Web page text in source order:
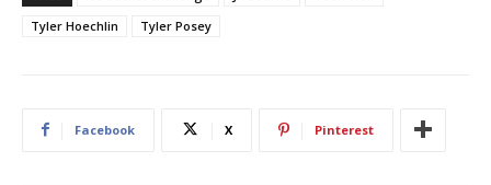
g
e
t
Tyler Hoechlin
Tyler Posey
Facebook X Pinterest